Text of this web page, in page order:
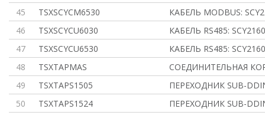
45
TSXSCYCM6530
КАБЕЛЬ MODBUS:
46
TSXSCYCU6030
КАБЕЛЬ RS485:
47
TSXSCYCU6530
КАБЕЛЬ RS485:
48
TSXTAPMAS
СОЕДИНИТЕЛЬНАЯ
49
TSXTAPS1505
ПЕРЕХОДНИК SUB-
50
TSXTAPS1524 ПЕРЕХОДНИК SUB-